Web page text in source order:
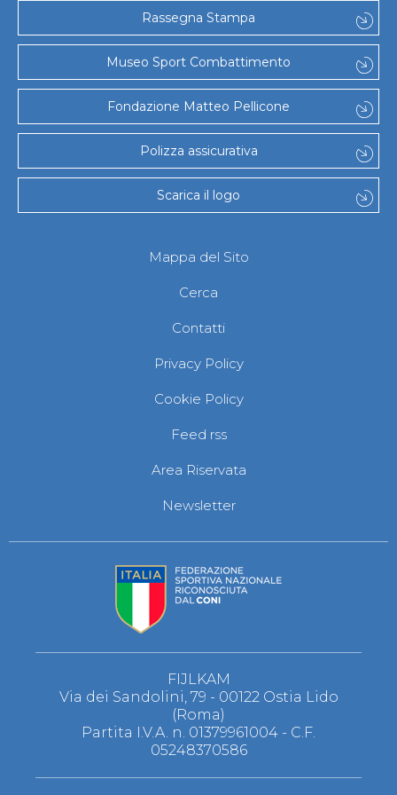
Albi Federali
Arbitri
Lotta
La disciplina
News
Gare e Risultati
Attività Didattica
Albi Federali
Karate
La disciplina
News
Gare e Risultati
Albi Federali
Arti marziali
Aikido
Ju Jitsu
Sumo
Capoeira
Grappling
BJJ
Pancrazio/Pankration
S'istrumpa
News
Calendario Attività
Difesa Personale MGA
La disciplina
News
Merchandising
Contatti
News
Cookies Accept
Newsletter
Webinar
Corsi Monotematici
Corsi di Specializzazione
Corsi FIJLKAM-FISDIR
Corsi Preparatore Fisico
Edutraining class - Didattica infantile
Corso Direttore di Gara
Rassegna Stampa
Museo Sport Combattimento
Fondazione Matteo Pellicone
Polizza assicurativa
Scarica il logo
Mappa del Sito
Cerca
Contatti
Privacy Policy
Cookie Policy
Feed rss
Area Riservata
Newsletter
FIJLKAM
Via dei Sandolini, 79 - 00122 Ostia Lido
(Roma)
Partita I.V.A. n. 01379961004 - C.F.
05248370586